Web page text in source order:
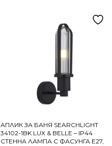
АПЛИК ЗА БАНЯ SEARCHLIGHT
34102-1BK LUX & BELLE – IP44
СТЕННА ЛАМПА С ФАСУНГА E27,